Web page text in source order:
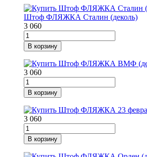
Штоф ФЛЯЖКА Сталин (деколь)
3 060
В корзину
3 060
В корзину
3 060
В корзину